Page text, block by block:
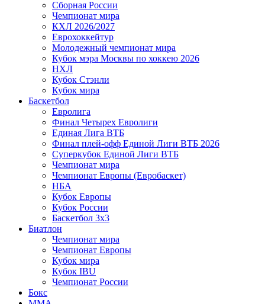
Сборная России
Чемпионат мира
КХЛ 2026/2027
Еврохоккейтур
Молодежный чемпионат мира
Кубок мэра Москвы по хоккею 2026
НХЛ
Кубок Стэнли
Кубок мира
Баскетбол
Евролига
Финал Четырех Евролиги
Единая Лига ВТБ
Финал плей-офф Единой Лиги ВТБ 2026
Суперкубок Единой Лиги ВТБ
Чемпионат мира
Чемпионат Европы (Евробаскет)
НБА
Кубок Европы
Кубок России
Баскетбол 3х3
Биатлон
Чемпионат мира
Чемпионат Европы
Кубок мира
Кубок IBU
Чемпионат России
Бокс